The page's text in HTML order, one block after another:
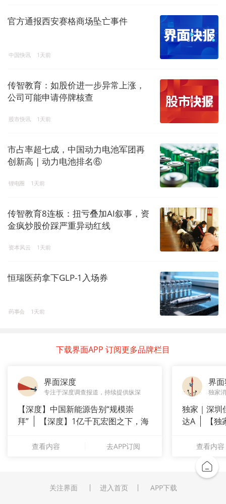
官方通报西安赛格商场坠亡事件
中国快讯 1天前
传智教育：如股价进一步异常上涨，
公司可能申请停牌核查
股市快讯 1天前
市占率超七成，中国动力电池军团再
创新高 | 动力电池排名⑥
锂电圈 1天前
传智教育8连板：扭亏叠加AI叙事，资
金疯炒股价踩严重异动红线
资本风云 1天前
恒瑞医药拿下GLP-1入场券
药事会 1天前
下载界面APP 订阅更多品牌栏目
界面深度
专注于深度调查报道，持续提供纵深
【深度】中国新能源告别“规模崇
拜”
【深度】1亿千瓦宏图之下，海
查看内容 去APP订阅
界
独家
独家｜深圳
达A
【
查看内容
关注界面 进入首页 APP下载